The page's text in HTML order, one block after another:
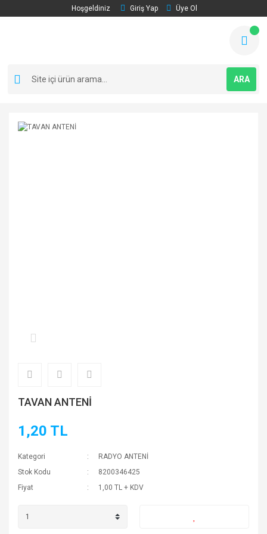
Hoşgeldiniz Giriş Yap Üye Ol
ARA
TAVAN ANTENİ
1,20 TL
Kategori
RADYO ANTENİ
Stok Kodu
8200346425
Fiyat
1,00 TL + KDV